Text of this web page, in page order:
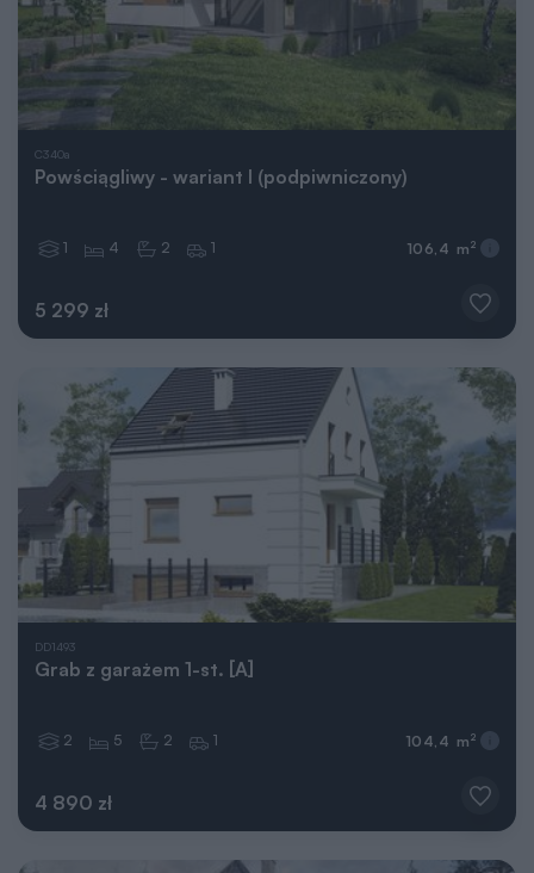
C340a
Powściągliwy - wariant I (podpiwniczony)
5 299 zł
1 4 2 1 106,4 m 2
DD1493
Grab z garażem 1-st. [A]
4 890 zł
2 5 2 1 104,4 m 2